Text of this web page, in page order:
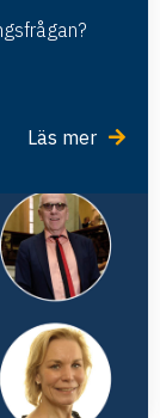
Läs mer